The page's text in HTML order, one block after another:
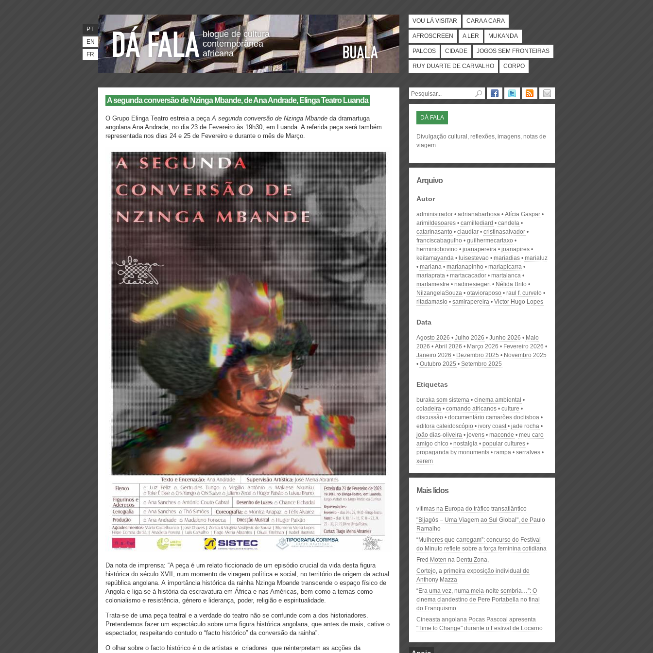
blogue de cultura
contemporânea
africana
PT
EN
FR
VOU LÁ VISITAR CARA A CARA
AFROSCREEN A LER MUKANDA
PALCOS CIDADE JOGOS SEM FRONTEIRAS
RUY DUARTE DE CARVALHO CORPO
A segunda conversão de Nzinga Mbande, de Ana Andrade, Elinga Teatro Luanda
O Grupo Elinga Teatro estreia a peçaA segunda conversão de Nzinga Mbande da dramartuga
angolana Ana Andrade, no dia 23 de Fevereiro às 19h30, em Luanda. A referida peça será também
representada nos dias 24 e 25 de Fevereiro e durante o mês de Março.
Da nota de imprensa: “A peça é um relato ficcionado de um episódio crucial da vida desta figura
histórica do século XVII, num momento de viragem política e social, no território de origem da actual
república angolana. A importância histórica da rainha Nzinga Mbande transcende o espaço físico de
Angola e liga-se à história da escravatura em África e nas Américas, bem como a temas como
colonialismo e resistência, género e liderança, poder, religião e espiritualidade.
Trata-se de uma peça teatral e a verdade do teatro não se confunde com a dos historiadores.
Pretendemos fazer um espectáculo sobre uma figura histórica angolana, que antes de mais, cative o
espectador, respeitando contudo o “facto histórico” da conversão da rainha”.
O olhar sobre o facto histórico é o de artistas e criadores que reinterpretam as acções da
DÁ FALA
Divulgação cultural, reflexões, imagens, notas de
viagem
Arquivo
Autor
administrador adrianabarbosa
Alícia Gaspar
arimildesoares
camillediard
candela
catarinasanto
claudiar
cristinasalvador
franciscabagulho
guilhermecartaxo
herminiobovino
joanapereira
joanapires
keitamayanda
luisestevao mariadias
marialuz
mariana
marianapinho
mariapicarra
mariaprata
martacacador
martalanca
martamestre
nadinesiegert
Nélida Brito
NilzangelaSouza
otavioraposo
raul f. curvelo
ritadamasio
samirapereira Victor Hugo Lopes
Data
Agosto 2026 Julho 2026 Junho 2026
Maio
2026
Abril 2026 Março 2026
Fevereiro 2026
Janeiro 2026
Dezembro 2025
Novembro 2025
Outubro 2025
Setembro 2025
Etiquetas
buraka som sistema
cinema ambiental
coladeira
comando africanos
culture
discussão
documentário camarões doclisboa
editora caleidoscópio
ivory coast
jade rocha
joão dias-oliveira
jovens maconde
meu caro
amigo chico
nostalgia
popular cultures
propaganda by monuments
rampa
serralves
xerem
Mais lidos
vítimas na Europa do tráfico transatlântico
"Bijagós – Uma Viagem ao Sul Global", de Paulo
Ramalho
“Mulheres que carregam”: concurso do Festival
do Minuto reflete sobre a força feminina cotidiana
Fred Moten na Dentu Zona,
Cortejo, a primeira exposição individual de
Anthony Mazza
“Era uma vez, numa meia-noite sombria…”: O
cinema clandestino de Pere Portabella no final
do Franquismo
Cineasta angolana Pocas Pascoal apresenta
"Time to Change" durante o Festival de Locarno